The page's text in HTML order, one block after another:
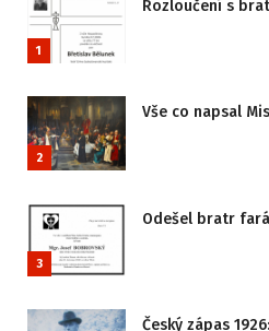
1
Rozloučení s
2
Vše co napsal
3
Odešel bratr
Český zápas